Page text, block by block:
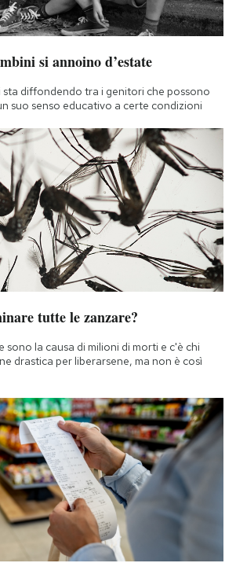
si annoino d’estate
sta diffondendo tra i genitori che possono
suo senso educativo a certe condizioni
tutte le zanzare?
sono la causa di milioni di morti e c'è chi
drastica per liberarsene, ma non è così